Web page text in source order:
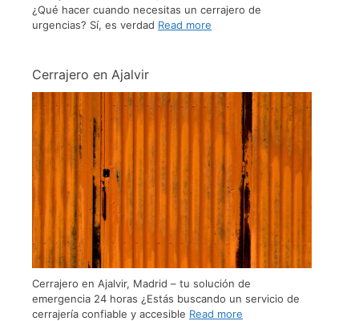
¿Qué hacer cuando necesitas un cerrajero de
urgencias? Sí, es verdad Read more
Cerrajero en Ajalvir
Cerrajero en Ajalvir, Madrid – tu solución de
emergencia 24 horas ¿Estás buscando un servicio de
cerrajería confiable y accesible Read more